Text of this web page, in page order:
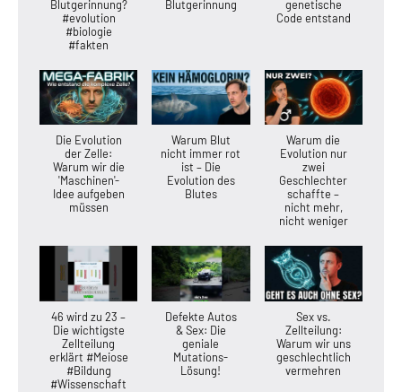
Blutgerinnung?
#evolution
#biologie
#fakten
Blutgerinnung
genetische
Code entstand
Die Evolution
der Zelle:
Warum wir die
'Maschinen'-
Idee aufgeben
müssen
Warum Blut
nicht immer rot
ist – Die
Evolution des
Blutes
Warum die
Evolution nur
zwei
Geschlechter
schaffte –
nicht mehr,
nicht weniger
46 wird zu 23 –
Die wichtigste
Zellteilung
erklärt #Meiose
#Bildung
#Wissenschaft
Defekte Autos
& Sex: Die
geniale
Mutations-
Lösung!
Sex vs.
Zellteilung:
Warum wir uns
geschlechtlich
vermehren